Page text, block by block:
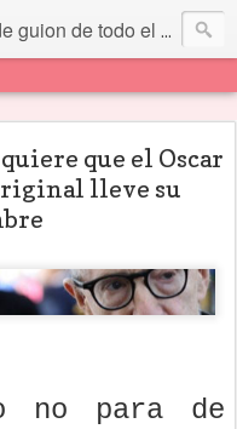
de todo el mundo... Y más.
que el Oscar
lleve su
no para de